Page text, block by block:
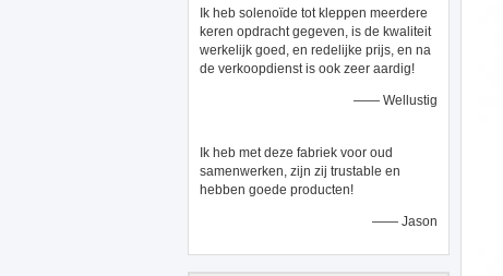
Ik heb solenoïde tot kleppen meerdere
keren opdracht gegeven, is de kwaliteit
werkelijk goed, en redelijke prijs, en na
de verkoopdienst is ook zeer aardig!
—— Wellustig
Ik heb met deze fabriek voor oud
samenwerken, zijn zij trustable en
hebben goede producten!
—— Jason